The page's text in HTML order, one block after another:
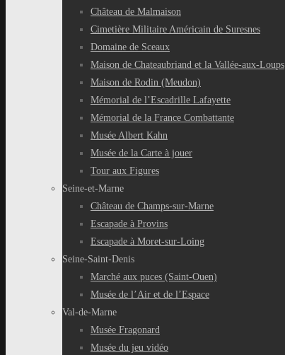
Château de Malmaison
Cimetière Militaire Américain de Suresnes
Domaine de Sceaux
Maison de Chateaubriand et la Vallée-aux-Loups
Maison de Rodin (Meudon)
Mémorial de l’Escadrille Lafayette
Mémorial de la France Combattante
Musée Albert Kahn
Musée de la Carte à jouer
Tour aux Figures
Seine-et-Marne
Château de Champs-sur-Marne
Escapade à Provins
Escapade à Moret-sur-Loing
Seine-Saint-Denis
Marché aux puces (Saint-Ouen)
Musée de l’Air et de l’Espace
Val-de-Marne
Musée Fragonard
Musée du jeu vidéo